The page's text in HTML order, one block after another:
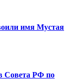
имя Мустая
Совета РФ по